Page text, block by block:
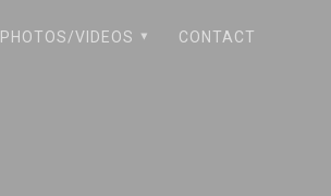
PHOTOS/VIDEOS CONTACT